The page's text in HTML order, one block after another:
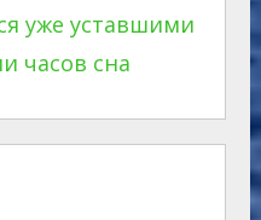
уже уставшими
часов сна